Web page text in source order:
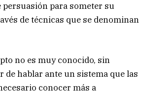
persuasión para someter su
de técnicas que se denominan
no es muy conocido, sin
de hablar ante un sistema que las
conocer más a